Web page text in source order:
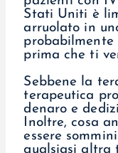
Stati Uniti è
arruolato in
prima che ti
Sebbene la
terapeutica
denaro e
Inoltre, cosa
essere
qualsiasi altra